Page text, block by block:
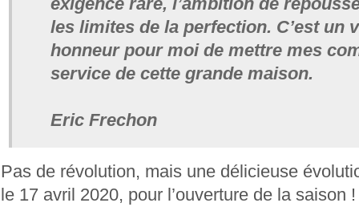
les limites de la perfection. C’est un
honneur pour moi de mettre mes
service de cette grande maison.
Eric Frechon
Pas de révolution, mais une délicieuse
le 17 avril 2020, pour l’ouverture de la saison !